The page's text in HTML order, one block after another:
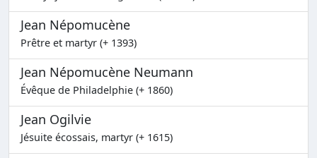
Jean Népomucène
Prêtre et martyr (+ 1393)
Jean Népomucène Neumann
Évêque de Philadelphie (+ 1860)
Jean Ogilvie
Jésuite écossais, martyr (+ 1615)